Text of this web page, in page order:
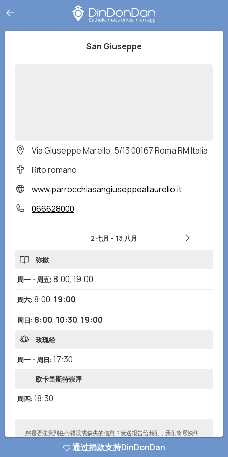
San Giuseppe
Via Giuseppe Marello, 5/13 00167 Roma RM Italia
Rito romano
www.parrocchiasangiuseppeallaurelio.it
066628000
2 七月 - 13 八月
弥撒
周一 - 周五: 8:00, 19:00
周六: 8:00, 19:00
周日: 8:00, 10:30, 19:00
玫瑰经
周一 - 周日: 17:30
欧卡里斯特崇拜
周四: 18:30
您是否注意到任何错误或缺失的信息？发送报告给我们，我们将尽快纠
通过捐款支持DinDonDan